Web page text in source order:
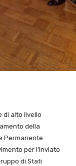
di alto livello
della
Permanente
per l’Inviato
di Stati